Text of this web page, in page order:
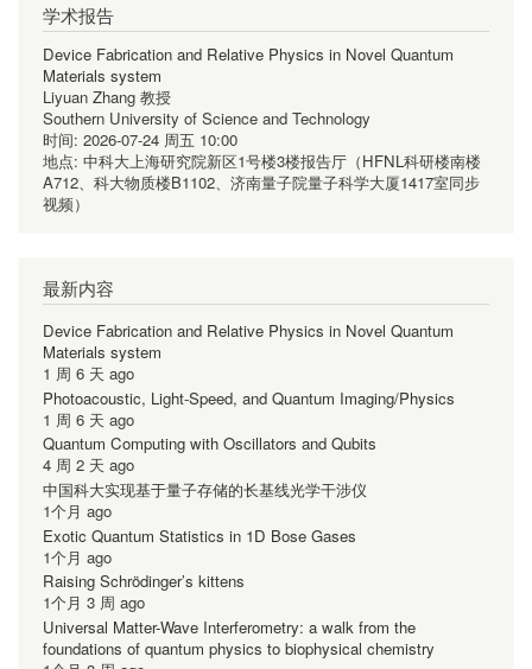
学术报告
Device Fabrication and Relative Physics in Novel Quantum
Materials system
Liyuan Zhang 教授
Southern University of Science and Technology
时间: 2026-07-24 周五 10:00
地点: 中科大上海研究院新区1号楼3楼报告厅（HFNL科研楼南楼
A712、科大物质楼B1102、济南量子院量子科学大厦1417室同步
视频）
最新内容
Device Fabrication and Relative Physics in Novel Quantum
Materials system
1 周 6 天 ago
Photoacoustic, Light-Speed, and Quantum Imaging/Physics
1 周 6 天 ago
Quantum Computing with Oscillators and Qubits
4 周 2 天 ago
中国科大实现基于量子存储的长基线光学干涉仪
1个月 ago
Exotic Quantum Statistics in 1D Bose Gases
1个月 ago
Raising Schrödinger’s kittens
1个月 3 周 ago
Universal Matter-Wave Interferometry: a walk from the
foundations of quantum physics to biophysical chemistry